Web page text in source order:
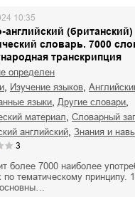
английский (британский)
словарь. 7000
транскрипция
10:35
определен
изучение языков
языки другие словари
материал словарный
английский знания и
3
более 7000 наиболее
по тематическому принципу.